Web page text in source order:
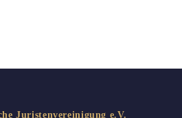
Juristenvereinigung e.V.